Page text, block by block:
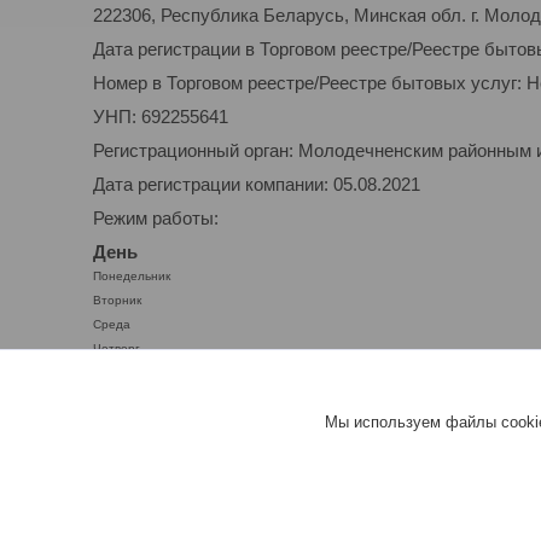
222306, Республика Беларусь, Минская обл. г.
Дата регистрации в Торговом реестре/Реестре
Номер в Торговом реестре/Реестре бытовых услуг:
УНП: 692255641
Регистрационный орган: Молодечненским
Дата регистрации компании: 05.08.2021
Режим работы:
День
Понедельник
Вторник
Среда
Четверг
Мы используем файлы